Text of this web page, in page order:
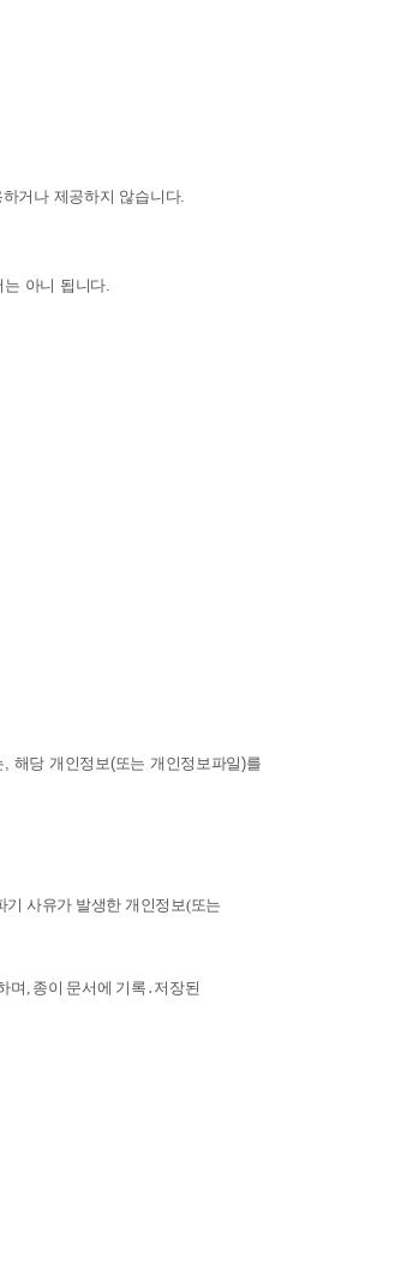
거나 제공하지 않습니다.
아니 됩니다.
해당 개인정보(또는 개인정보파일)를
사유가 발생한 개인정보(또는
며, 종이 문서에 기록․저장된